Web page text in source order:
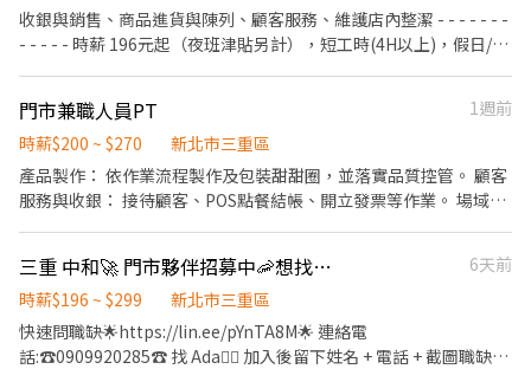
6)11:00-17:30 (晚8)14:15-22:45、(晚6)14:15-20:45 *上班時間依門
市安排為主" 【整天】 (早8)1100-1930 (晚8)1415-2245 -----------
------------------------------ <智取店> 【早班】
(早)0700~0830(排2-5小時) 【晚班】 (晚)1730-2330 【全班】 (全)
6-8小時 【假日】 【早班時薪】 07:00-12:00 【晚班時薪】 17:30-
23:30 【夜班】 (夜)23:30–03:30 -----------------------------------
-------------------------------------- 【福利】 1. 合法規之勞健保勞
退 2. 完善教育訓練、扁平式管理、環境友善 ------------------------
------------------------------------------------- 【工作地點】 三重
洛陽店 新北市三重區洛陽街10號1樓 三重三和店 新北市三重區三和
路四段145巷84號1樓 三重龍門二店 新北市三重區龍門路232號1樓
三重福隆店 新北市三重區福隆路95號1樓 三重車路店 新北市三重區
車路頭街92號1樓 三重三陽店 新北市三重區三陽路56號1樓 三重中
收銀與銷售、商品進貨與陳列、顧客服務、維護店內整潔​ - - - - - - -
- - - - -​ 時薪 196元起（夜班津貼另計），短工時(4H以上)，假日/暑
為主)​ 工作地點：依您鄰近地區媒合​ *學經歷不拘，喜歡與人互動，
樂觀開朗，具有服務熱忱*​ 若對其他地區有意願也歡迎投遞！ ​
門市兼職人員PT
1週前
時薪$200 ~ $270
新北市三重區
產品製作： 依作業流程製作及包裝甜甜圈，並落實品質控管。 顧客
服務與收銀： 接待顧客、POS點餐結帳、開立發票等作業。 場域維
#具工作經驗，做事主動積極，提供完整履歷的夥伴投遞優先。
三重 中和🚀 門市夥伴招募中🦐想找穩定工作嗎？⭐ 固定班別＋完整培訓＋油資補貼！
6天前
時薪$196 ~ $299
新北市三重區
快速問職缺🌟https://lin.ee/pYnTA8M🌟 連絡電
話:☎️0909920285☎️ 找 Ada🙋‍♀️ 加入後留下姓名 + 電話 + 截圖職缺🤩